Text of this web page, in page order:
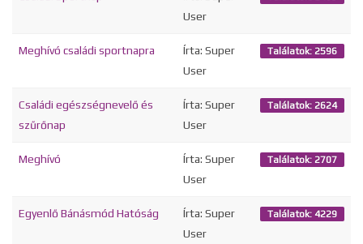
User
Meghívó családi sportnapra
Írta: Super
User
Találatok: 2596
Családi egészségnevelő és
szűrőnap
Írta: Super
User
Találatok: 2624
Meghívó
Írta: Super
User
Találatok: 2707
Egyenlő Bánásmód Hatóság
Írta: Super
User
Találatok: 4229